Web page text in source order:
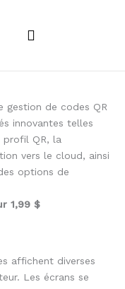
gestion de codes QR
innovantes telles
profil QR, la
vers le cloud, ainsi
options de
1,99 $